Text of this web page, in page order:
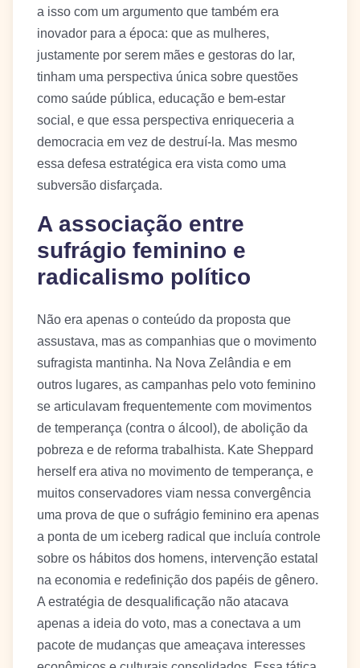
a isso com um argumento que também era
inovador para a época: que as mulheres,
justamente por serem mães e gestoras do lar,
tinham uma perspectiva única sobre questões
como saúde pública, educação e bem-estar
social, e que essa perspectiva enriqueceria a
democracia em vez de destruí-la. Mas mesmo
essa defesa estratégica era vista como uma
subversão disfarçada.
A associação entre
sufrágio feminino e
radicalismo político
Não era apenas o conteúdo da proposta que
assustava, mas as companhias que o movimento
sufragista mantinha. Na Nova Zelândia e em
outros lugares, as campanhas pelo voto feminino
se articulavam frequentemente com movimentos
de temperança (contra o álcool), de abolição da
pobreza e de reforma trabalhista. Kate Sheppard
herself era ativa no movimento de temperança, e
muitos conservadores viam nessa convergência
uma prova de que o sufrágio feminino era apenas
a ponta de um iceberg radical que incluía controle
sobre os hábitos dos homens, intervenção estatal
na economia e redefinição dos papéis de gênero.
A estratégia de desqualificação não atacava
apenas a ideia do voto, mas a conectava a um
pacote de mudanças que ameaçava interesses